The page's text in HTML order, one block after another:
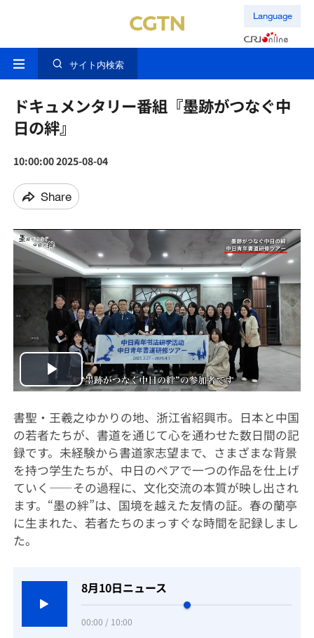
Language
サイト内検索
ドキュメンタリー番組『墨跡がつなぐ中
日の絆』
10:00:00 2025-08-04
Share
Play
Video
書聖・王羲之ゆかりの地、浙江省紹興市。日本と中国
の若者たちが、書道を通じて心を通わせた数日間の記
録です。未経験から書道家志望まで、さまざまな背景
を持つ学生たちが、中日のペアで一つの作品を仕上げ
ていく——その過程に、文化交流の本質が映し出され
ます。“墨の絆”は、国境を越えた友情の証。春の蘭亭
に生まれた、若者たちのまっすぐな時間を記録しまし
た。
8月10日ニュース
00:00 / 10:00